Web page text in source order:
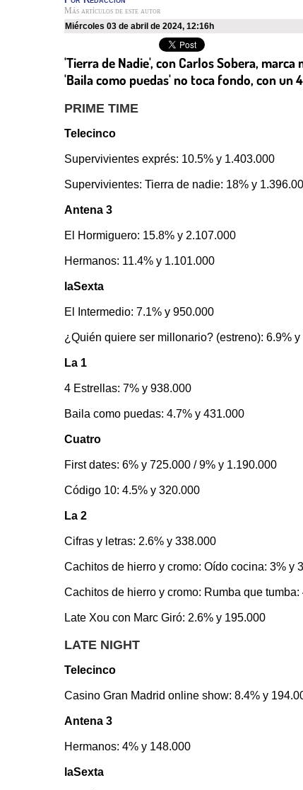
Más artículos de este autor
miércoles 03 de abril de 2024, 12:16h
'Tierra de Nadie', con Carlos Sobera,
'Baila como puedas' no toca fondo, con un
PRIME TIME
Telecinco
Supervivientes exprés: 10.5% y 1.403.000
Supervivientes: Tierra de nadie: 18% y
Antena 3
El Hormiguero: 15.8% y 2.107.000
Hermanos: 11.4% y 1.101.000
laSexta
El Intermedio: 7.1% y 950.000
¿Quién quiere ser millonario? (estreno): 6.9%
La 1
4 Estrellas: 7% y 938.000
Baila como puedas: 4.7% y 431.000
Cuatro
First dates: 6% y 725.000 / 9% y 1.190.000
Código 10: 4.5% y 320.000
La 2
Cifras y letras: 2.6% y 338.000
Cachitos de hierro y cromo: Oído cocina: 3% y
Cachitos de hierro y cromo: Rumba que tumba:
Late Xou con Marc Giró: 2.6% y 195.000
LATE NIGHT
Telecinco
Casino Gran Madrid online show: 8.4% y
Antena 3
Hermanos: 4% y 148.000
laSexta